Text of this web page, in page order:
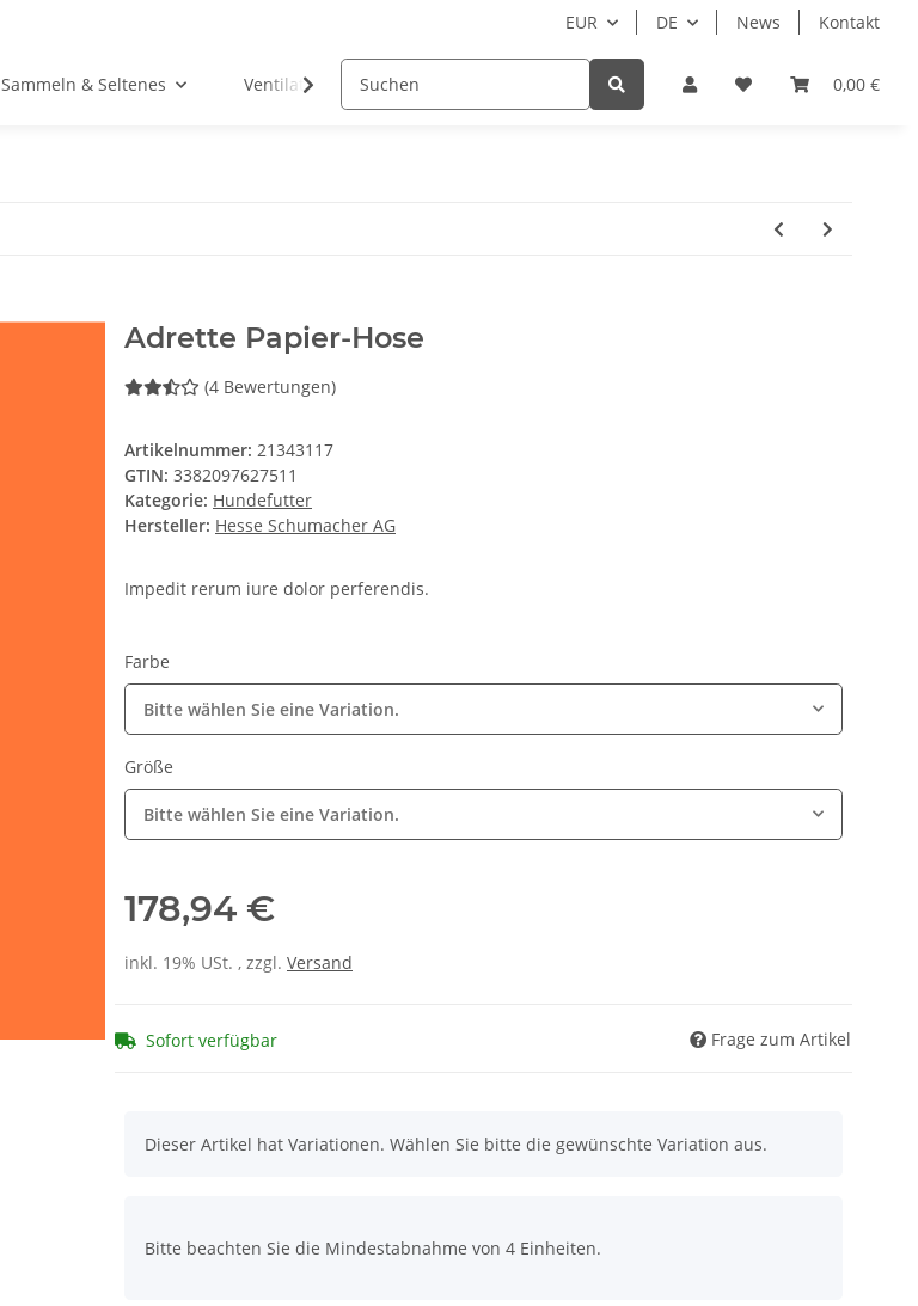
EUR DE News Kontakt
0,00 €
Sammeln & Seltenes Ventilatoren Hersteller Beispielseite
Adrette Papier-Hose
(4 Bewertungen)
Artikelnummer: 21343117
GTIN: 3382097627511
Kategorie: Hundefutter
Hersteller: Hesse Schumacher AG
Impedit rerum iure dolor perferendis.
Farbe
Bitte wählen Sie eine Variation.
Größe
Bitte wählen Sie eine Variation.
178,94 €
inkl. 19% USt. , zzgl. Versand
Sofort verfügbar Frage zum Artikel
x
Dieser Artikel hat Variationen. Wählen Sie bitte die gewünschte Variation aus.
Bitte beachten Sie die Mindestabnahme von 4 Einheiten.